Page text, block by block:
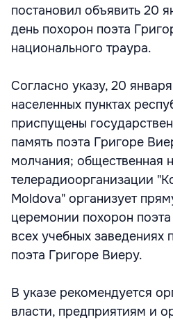
постановил объявить 20
день похорон поэта
национального траура.
Согласно указу, 20
населенных пунктах
приспущены
память поэта Григоре
молчания; общественная
телерадиоорганизации
Moldova" организует
церемонии похорон
всех учебных заведениях
поэта Григоре Виеру.
В указе рекомендуется
власти, предприятиям и